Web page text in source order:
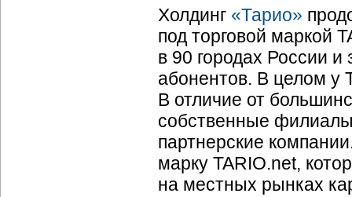
Холдинг «Тарио»
под торговой маркой
в 90 городах России
абонентов. В целом у
В отличие от
собственные
партнерские
марку TARIO.net,
на местных рынках